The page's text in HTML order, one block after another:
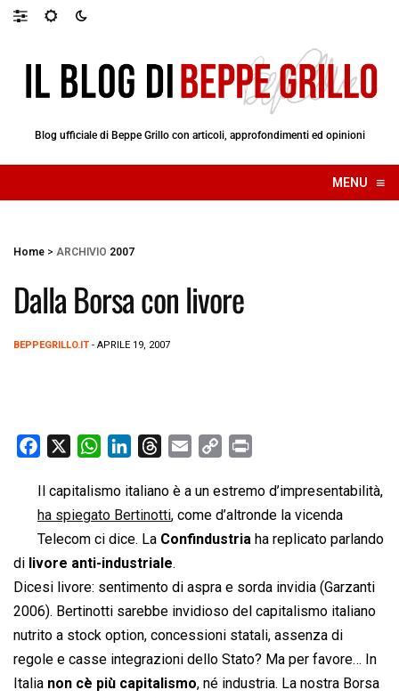
Blog ufficiale di Beppe Grillo con articoli, approfondimenti ed opinioni
MENU ≡
☰
Home > ARCHIVIO 2007
Dalla Borsa con livore
BEPPEGRILLO.IT - APRILE 19, 2007
c
e
b
o
o
k
W
a
t
s
A
p
p
n
k
e
d
I
n
r
e
a
d
s
a
i
l
p
y
L
n
k
i
n
t
Il capitalismo italiano è a un estremo d’impresentabilità,
ha spiegato Bertinotti, come d’altronde la vicenda
Telecom ci dice. La Confindustria ha replicato parlando
di  livore anti-industriale.
Dicesi livore: sentimento di aspra e sorda invidia (Garzanti
2006). Bertinotti sarebbe invidioso del capitalismo italiano
nutrito a stock option, concessioni statali, assenza di
regole e casse integrazioni dello Stato? Ma per favore… In
Italia non cè più capitalismo, né industria. La nostra Borsa